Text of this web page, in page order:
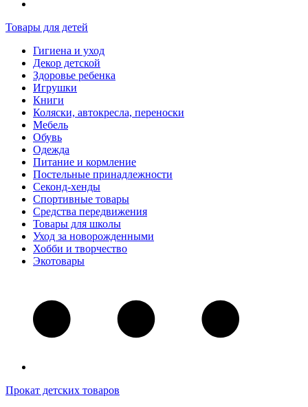
Товары для детей
Гигиена и уход
Декор детской
Здоровье ребенка
Игрушки
Книги
Коляски, автокресла, переноски
Мебель
Обувь
Одежда
Питание и кормление
Постельные принадлежности
Секонд-хенды
Спортивные товары
Средства передвижения
Товары для школы
Уход за новорожденными
Хобби и творчество
Экотовары
Прокат детских товаров